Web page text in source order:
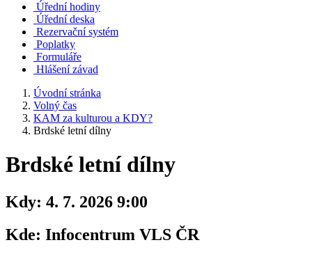
Úřední hodiny
Úřední deska
Rezervační systém
Poplatky
Formuláře
Hlášení závad
Úvodní stránka
Volný čas
KAM za kulturou a KDY?
Brdské letní dílny
Brdské letní dílny
Kdy: 4. 7. 2026 9:00
Kde: Infocentrum VLS ČR